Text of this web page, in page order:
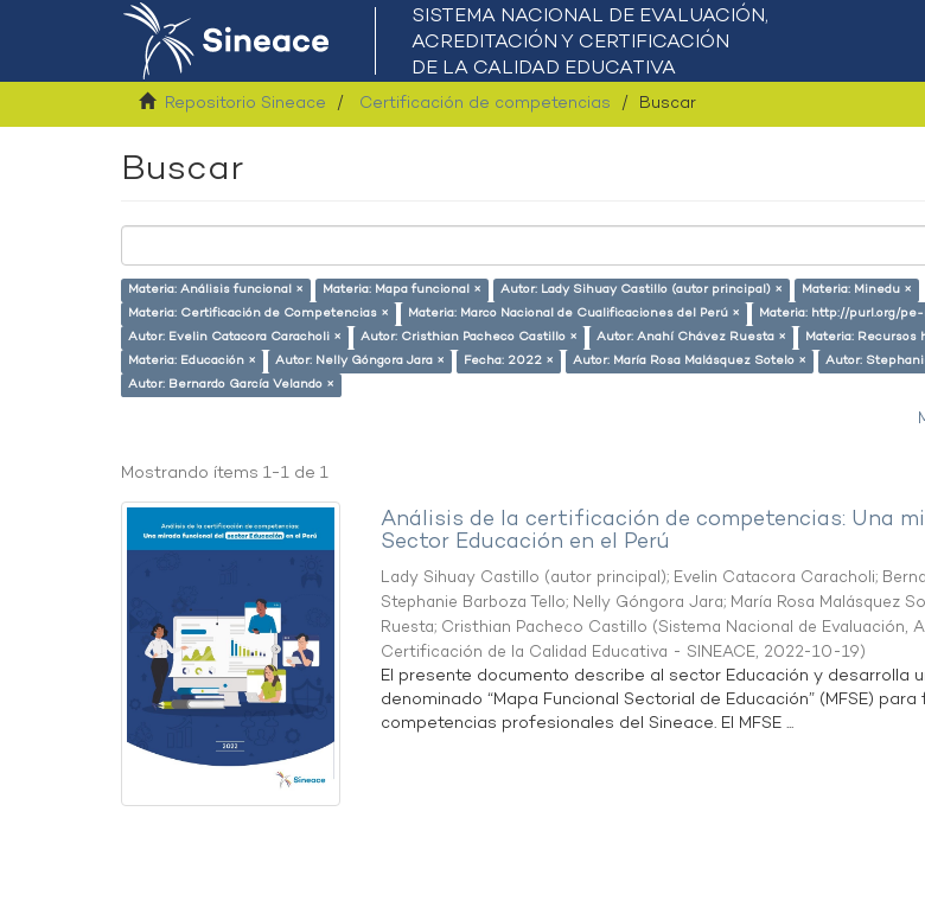
Repositorio Sineace Certificación de competencias Buscar
Buscar
Materia: Análisis funcional × Materia: Mapa funcional × Autor: Lady Sihuay Castillo (autor principal) ×
Materia: Minedu ×
Materia: Certificación de Competencias ×
Materia: Marco Nacional de Cualificaciones del Perú ×
Materia: http://purl.org/
Autor: Evelin Catacora Caracholi ×
Autor: Cristhian Pacheco Castillo × Autor: Anahí Chávez Ruesta ×
Materia: Recursos
Materia: Educación ×
Autor: Nelly Góngora Jara × Fecha: 2022 × Autor: María Rosa Malásquez Sotelo ×
Autor:
Autor: Bernardo García Velando ×
Mostrando ítems 1-1 de 1
Análisis de la certificación de competencias: Una
Sector Educación en el Perú
Lady Sihuay Castillo (autor principal); Evelin Catacora Caracholi;
Stephanie Barboza Tello; Nelly Góngora Jara; María Rosa Malásquez
Ruesta; Cristhian Pacheco Castillo (Sistema Nacional de Evaluación,
Certificación de la Calidad Educativa - SINEACE, 2022-10-19)
El presente documento describe al sector Educación y desarrolla
denominado “Mapa Funcional Sectorial de Educación” (MFSE)
competencias profesionales del Sineace. El MFSE ...